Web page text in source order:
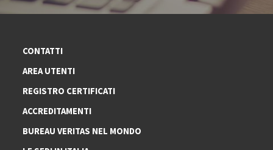
CONTATTI
AREA UTENTI
REGISTRO CERTIFICATI
ACCREDITAMENTI
BUREAU VERITAS NEL MONDO